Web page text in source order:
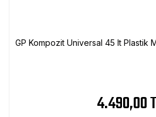
GP Kompozit Universal 45 lt Plastik
4.490,00